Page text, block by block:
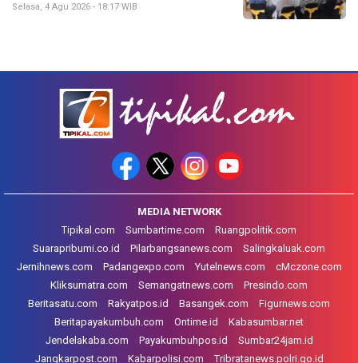
Selasa, 4 Agu 2026 - 18:17 WIB
MEDIA NETWORK
Tipikal.com
Sumbartime.com
Ruangpolitik.com
Suarapribumi.co.id
Pilarbangsanews.com
Salingkaluak.com
Jernihnews.com
Padangexpo.com Yutelnews.com
cMczone.com
Kliksumatra.com
Semangatnews.com
Presindo.com
Beritasatu.com
Rakyatpos.id Basangek.com
Figurnews.com
Beritapayakumbuh.com
Ontime.id
Kabasumbar.net
Jendelakaba.com
Payakumbuhpos.id
Sumbar24jam.id
Jangkarpost.com
Kabarpolisi.com
Tribratanews.polri.go.id